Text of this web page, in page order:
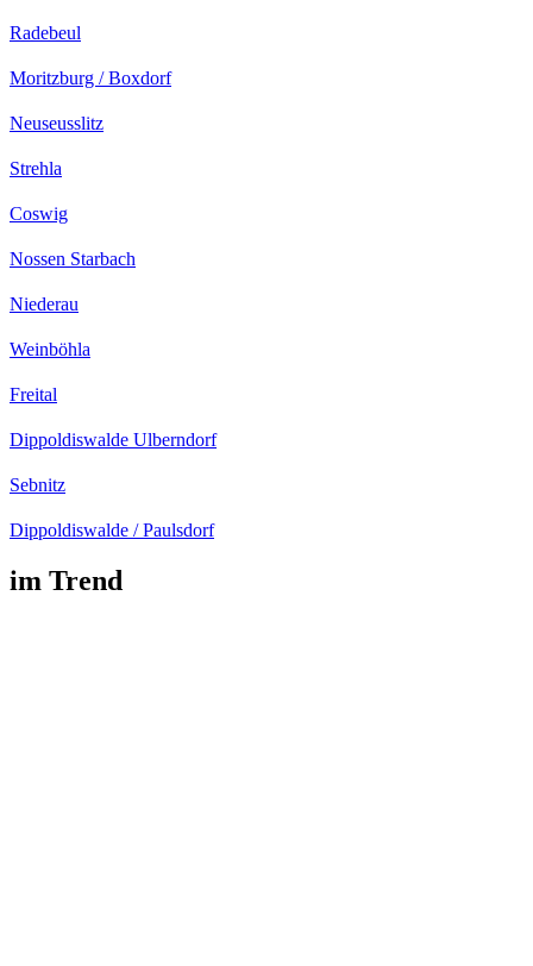
Radebeul
Moritzburg / Boxdorf
Neuseusslitz
Strehla
Coswig
Nossen Starbach
Niederau
Weinböhla
Freital
Dippoldiswalde Ulberndorf
Sebnitz
Dippoldiswalde / Paulsdorf
im Trend